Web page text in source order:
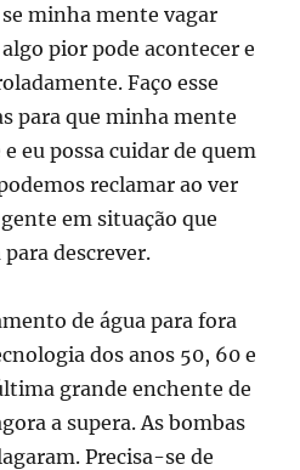
minha mente vagar
pior pode acontecer e
Faço esse
para que minha mente
eu possa cuidar de quem
reclamar ao ver
em situação que
descrever.
de água para fora
dos anos 50, 60 e
grande enchente de
a supera. As bombas
Precisa-se de